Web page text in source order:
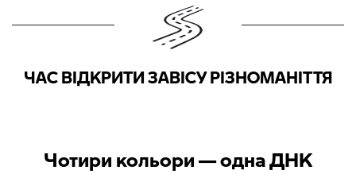
ЧАС ВІДКРИТИ ЗАВІСУ РІЗНОМАНІТТЯ
Чотири кольори — одна ДНК